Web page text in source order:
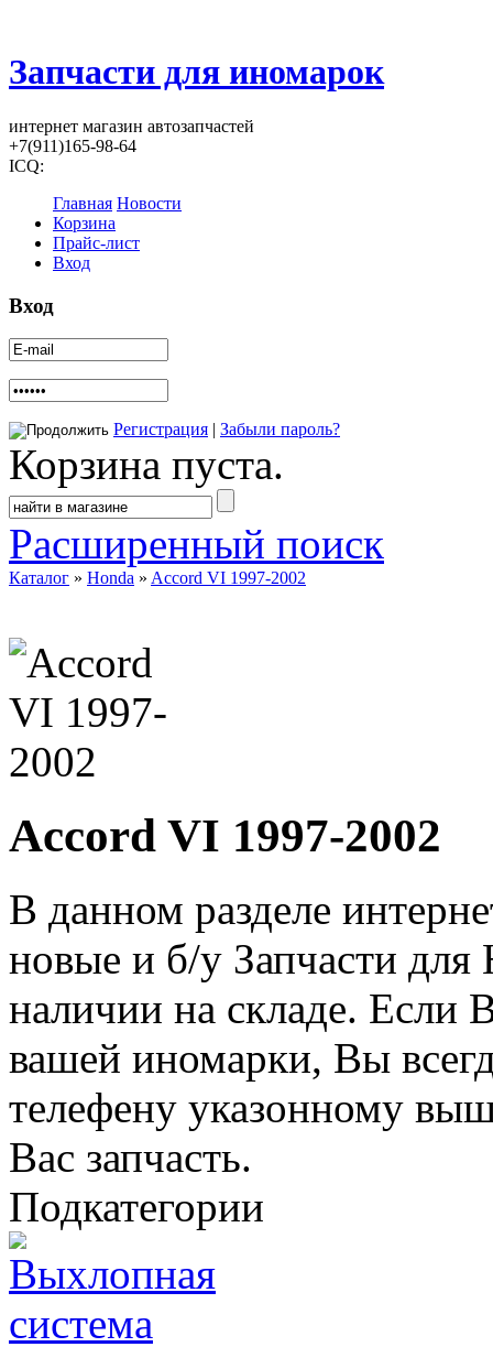
Запчасти для иномарок
интернет магазин автозапчастей
+7(911)165-98-64
ICQ:
Главная Новости
Корзина
Прайс-лист
Вход
Вход
Регистрация | Забыли пароль?
Корзина пуста.
Расширенный поиск
Каталог » Honda » Accord VI 1997-2002
Accord VI 1997-2002
В данном разделе
новые и б/у Запчасти для
наличии на складе. Если
вашей иномарки, Вы
телефену указонному
Вас запчасть.
Подкатегории